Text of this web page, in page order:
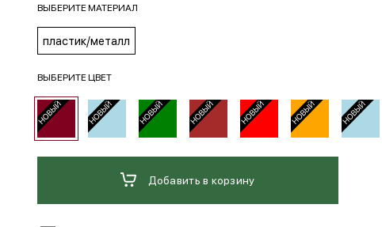
ВЫБЕРИТЕ МАТЕРИАЛ
пластик/металл
ВЫБЕРИТЕ ЦВЕТ
Добавить в корзину